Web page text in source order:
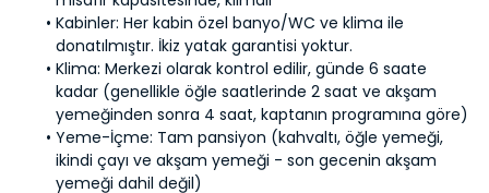
Kabinler: Her kabin özel banyo/WC ve klima ile
Klima: Merkezi olarak kontrol edilir, günde 6 saate
kadar (genellikle öğle saatlerinde 2 saat ve akşam
Yeme-İçme: Tam pansiyon (kahvaltı, öğle yemeği,
ikindi çayı ve akşam yemeği - son gecenin akşam
yemeği dahil değil)